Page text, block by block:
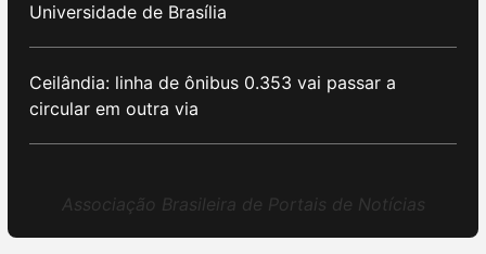
Universidade de Brasília
Ceilândia: linha de ônibus 0.353 vai passar a
circular em outra via
Associação Brasileira de Portais de Notícias